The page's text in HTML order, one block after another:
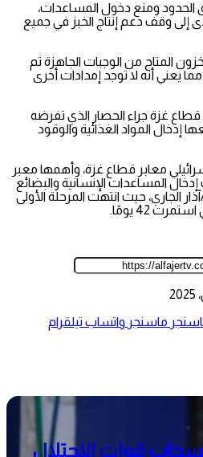
الحدود ومنع دخول المساعدات،
إلى وقف دعم إنتاج الخبز في جميع
المتاح من الوجبات الجاهزة تم
يعني أنه لا توجد إمدادات أخرى
غزة جراء الحصار الذي تفرضه
إدخال المواد الغذائية والوقود
معابر قطاع غزة، وأهمها معبر
المساعدات الإنسانية والبضائع
الجاري، حيث انتهت المرحلة الأولى
42 يومًا.
ماسنجر واتساب تيلقرام
قوات الاحتلال